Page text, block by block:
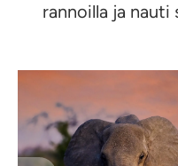
rannoilla ja nauti